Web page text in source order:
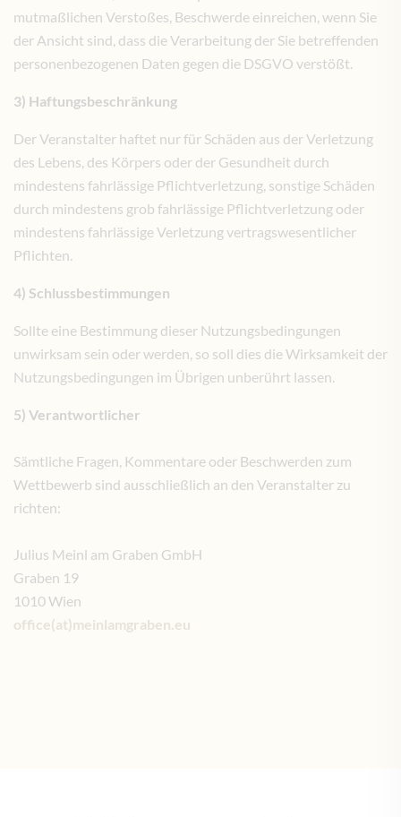
mutmaßlichen Verstoßes, Beschwerde einreichen, wenn Sie
der Ansicht sind, dass die Verarbeitung der Sie betreffenden
personenbezogenen Daten gegen die DSGVO verstößt.
3) Haftungsbeschränkung
Der Veranstalter haftet nur für Schäden aus der Verletzung
des Lebens, des Körpers oder der Gesundheit durch
mindestens fahrlässige Pflichtverletzung, sonstige Schäden
durch mindestens grob fahrlässige Pflichtverletzung oder
mindestens fahrlässige Verletzung vertragswesentlicher
Pflichten.
4) Schlussbestimmungen
Sollte eine Bestimmung dieser Nutzungsbedingungen
unwirksam sein oder werden, so soll dies die Wirksamkeit der
Nutzungsbedingungen im Übrigen unberührt lassen.
5) Verantwortlicher
Sämtliche Fragen, Kommentare oder Beschwerden zum
Wettbewerb sind ausschließlich an den Veranstalter zu
richten:
Julius Meinl am Graben GmbH
Graben 19
1010 Wien
office(at)meinlamgraben.eu